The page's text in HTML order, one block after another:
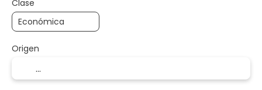
Clase
Origen